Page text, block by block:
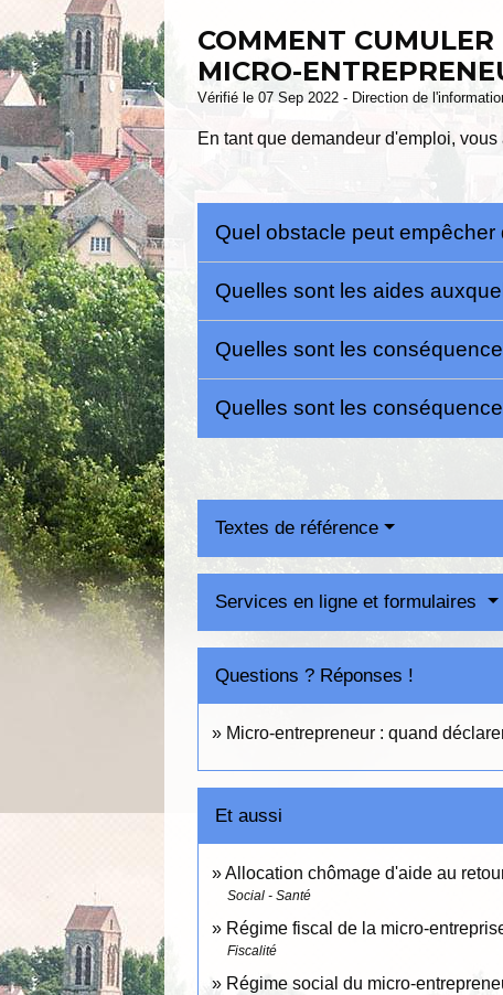
COMMENT
MICRO-
Vérifié le 07 Sep 2022 - Direction de
En tant que demandeur d'emploi,
Quel obstacle peut
Quelles sont les aides
Quelles sont les
Quelles sont les
Textes de référence
Services en ligne et formulaires
Questions ? Réponses !
Micro-entrepreneur : quand
Et aussi
Allocation chômage d'aide au
Social - Santé
Régime fiscal de la micro-
Fiscalité
Régime social du micro-